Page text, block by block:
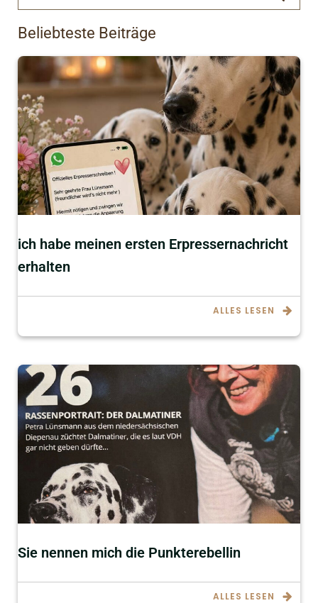
Beliebteste Beiträge
ich habe meinen ersten Erpressernachricht
erhalten
ALLES LESEN
Sie nennen mich die Punkterebellin
ALLES LESEN